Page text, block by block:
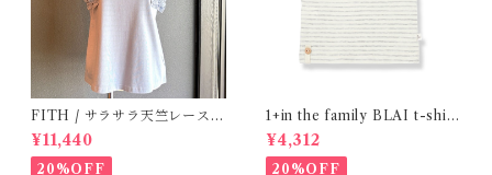
FITH / サラサラ天竺レースT
シャツ (BL) / 145・155
¥11,440
20%OFF
1+in the family BLAI t-shirt
(Grey)
¥4,312
20%OFF